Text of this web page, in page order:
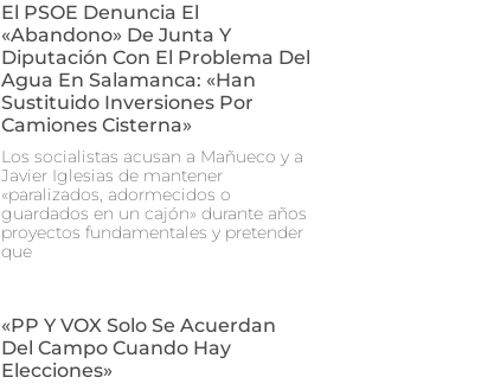
El PSOE Denuncia El
«abandono» De Junta Y
Diputación Con El Problema Del
Agua En Salamanca: «Han
Sustituido Inversiones Por
Camiones Cisterna»
Los socialistas acusan a Mañueco y a
Javier Iglesias de mantener
«paralizados, adormecidos o
guardados en un cajón» durante años
proyectos fundamentales y pretender
que
«PP Y VOX Solo Se Acuerdan
Del Campo Cuando Hay
Elecciones»